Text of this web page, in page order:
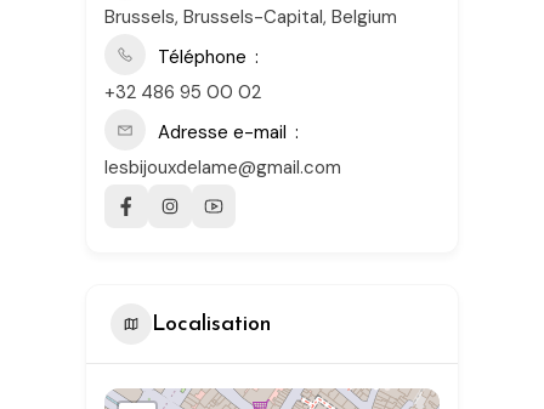
Brussels, Brussels-Capital, Belgium
Téléphone
+32 486 95 00 02
Adresse e-mail
lesbijouxdelame@gmail.com
Localisation